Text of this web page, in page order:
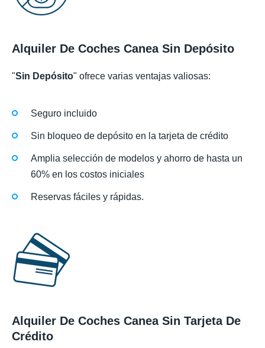
Alquiler De Coches Canea Sin Depósito
"Sin Depósito" ofrece varias ventajas valiosas:
Seguro incluido
Sin bloqueo de depósito en la tarjeta de crédito
Amplia selección de modelos y ahorro de hasta un
60% en los costos iniciales
Reservas fáciles y rápidas.
Alquiler De Coches Canea Sin Tarjeta De
Crédito